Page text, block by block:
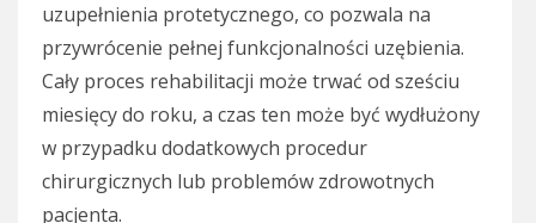
uzupełnienia protetycznego, co pozwala na
przywrócenie pełnej funkcjonalności uzębienia.
Cały proces rehabilitacji może trwać od sześciu
miesięcy do roku, a czas ten może być wydłużony
w przypadku dodatkowych procedur
chirurgicznych lub problemów zdrowotnych
pacjenta.